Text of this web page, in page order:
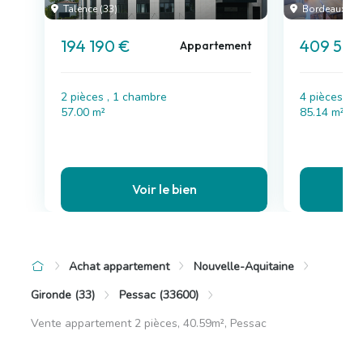
Talence (33)
194 190 € Appartement
2 pièces , 1 chambre
57.00 m²
Voir le bien
Bordeaux
409
4 pièces , 2
85.14 m²
Achat appartement
Nouvelle-Aquitaine
Gironde (33)
Pessac (33600)
Vente appartement 2 pièces, 40.59m², Pessac